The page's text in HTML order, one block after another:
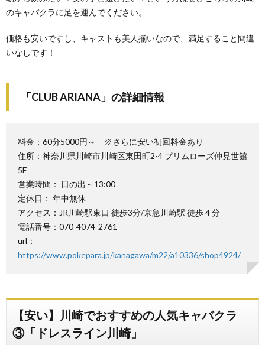
のキャバクラに足を運んでください。
価格も安いですし、キャストも美人揃いなので、満足すること間違
いなしです！
「CLUB ARIANA」の詳細情報
料金：60分5000円～ ※さらに安い初回料金あり
住所：神奈川県川崎市川崎区東田町2-4 プリムローズ仲見世館
5F
営業時間： 日の出～13:00
定休日： 年中無休
アクセス：JR川崎駅東口 徒歩3分/京急川崎駅 徒歩４分
電話番号：070-4074-2761
url：
https://www.pokepara.jp/kanagawa/m22/a10336/shop4924/
【安い】川崎でおすすめの人気キャバクラ
③「ドレスライン川崎」